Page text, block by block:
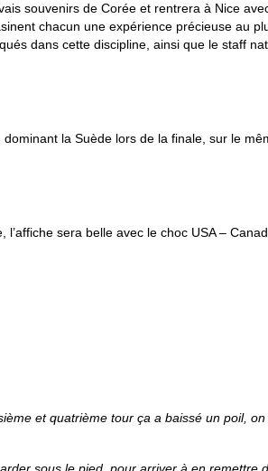
souvenirs de Corée et rentrera à Nice
chacun une expérience précieuse au
dans cette discipline, ainsi que le staff
la Suède lors de la finale, sur le
sera belle avec le choc USA –
et quatrième tour ça a baissé un poil,
sous le pied, pour arriver à en remettre